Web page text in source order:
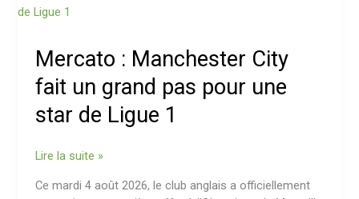
Mercato : Manchester City
fait un grand pas pour une
star de Ligue 1
:
fait
un
grand
pas
une
de
Lire la suite »
Ce mardi 4 août 2026, le club anglais a officiellement